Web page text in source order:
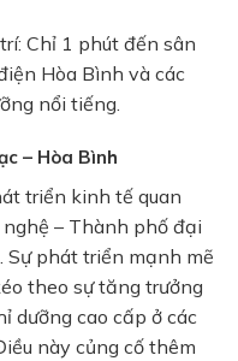
Chỉ 1 phút đến sân
Hòa Bình và các
nổi tiếng.
– Hòa Bình
triển kinh tế quan
nghệ – Thành phố đại
Sự phát triển mạnh mẽ
theo sự tăng trưởng
dưỡng cao cấp ở các
này củng cố thêm